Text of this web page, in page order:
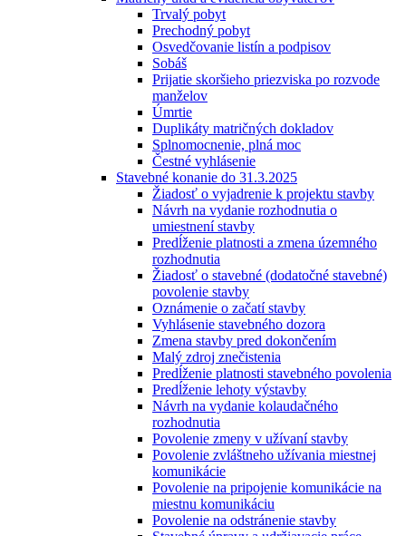
Trvalý pobyt
Prechodný pobyt
Osvedčovanie listín a podpisov
Sobáš
Prijatie skoršieho priezviska po rozvode
manželov
Úmrtie
Duplikáty matričných dokladov
Splnomocnenie, plná moc
Čestné vyhlásenie
Stavebné konanie do 31.3.2025
Žiadosť o vyjadrenie k projektu stavby
Návrh na vydanie rozhodnutia o
umiestnení stavby
Predĺženie platnosti a zmena územného
rozhodnutia
Žiadosť o stavebné (dodatočné stavebné)
povolenie stavby
Oznámenie o začatí stavby
Vyhlásenie stavebného dozora
Zmena stavby pred dokončením
Malý zdroj znečistenia
Predĺženie platnosti stavebného povolenia
Predĺženie lehoty výstavby
Návrh na vydanie kolaudačného
rozhodnutia
Povolenie zmeny v užívaní stavby
Povolenie zvláštneho užívania miestnej
komunikácie
Povolenie na pripojenie komunikácie na
miestnu komunikáciu
Povolenie na odstránenie stavby